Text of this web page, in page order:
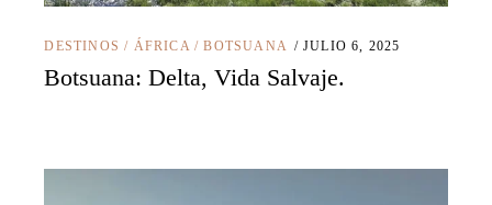
DESTINOS / ÁFRICA /BOTSUANA JULIO 6, 2025
Botsuana: Delta, Vida Salvaje.